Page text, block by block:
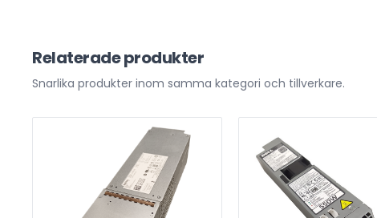
Relaterade produkter
Snarlika produkter inom samma kategori och tillverkare.